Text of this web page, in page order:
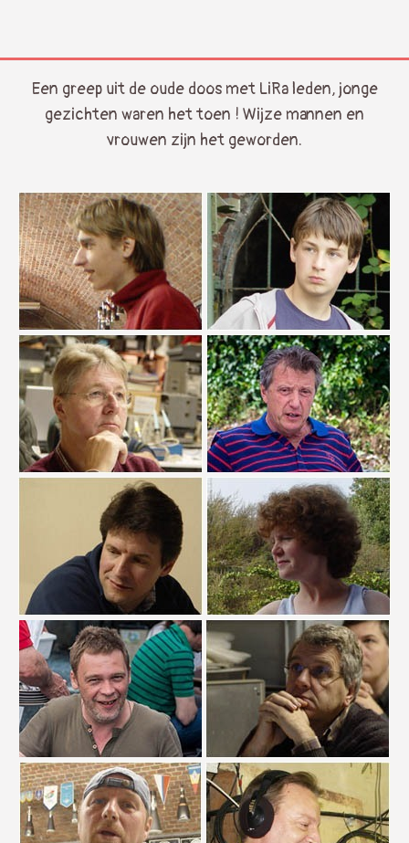
Een greep uit de oude doos met LiRa leden, jonge
gezichten waren het toen ! Wijze mannen en
vrouwen zijn het geworden.